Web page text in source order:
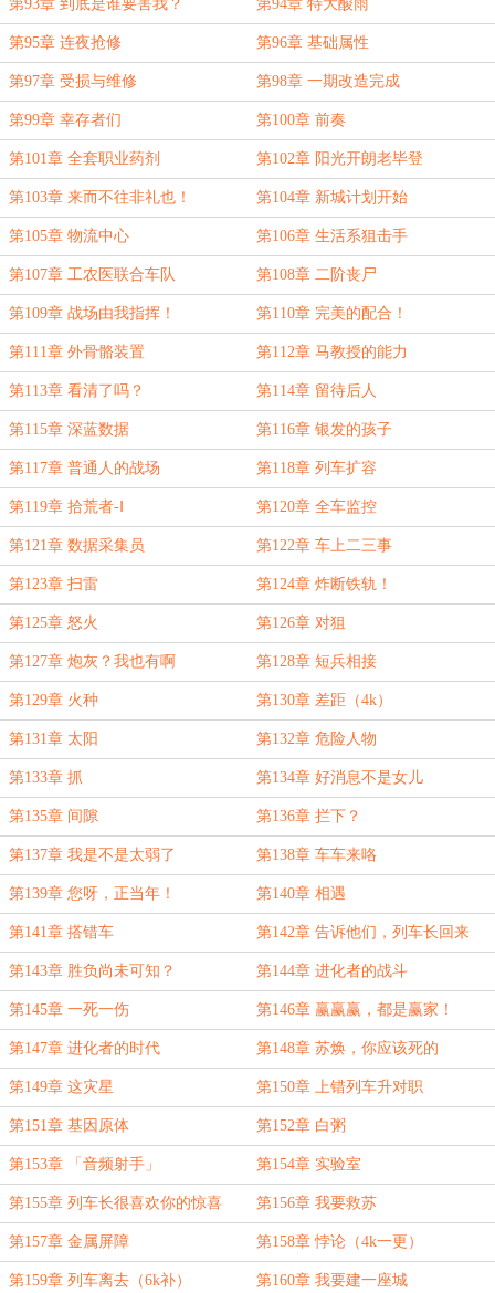
第93章 到底是谁要害我？ 第94章 特大酸雨
第95章 连夜抢修 第96章 基础属性
第97章 受损与维修 第98章 一期改造完成
第99章 幸存者们 第100章 前奏
第101章 全套职业药剂 第102章 阳光开朗老毕登
第103章 来而不往非礼也！ 第104章 新城计划开始
第105章 物流中心 第106章 生活系狙击手
第107章 工农医联合车队 第108章 二阶丧尸
第109章 战场由我指挥！ 第110章 完美的配合！
第111章 外骨骼装置 第112章 马教授的能力
第113章 看清了吗？ 第114章 留待后人
第115章 深蓝数据 第116章 银发的孩子
第117章 普通人的战场 第118章 列车扩容
第119章 拾荒者-Ⅰ 第120章 全车监控
第121章 数据采集员 第122章 车上二三事
第123章 扫雷 第124章 炸断铁轨！
第125章 怒火 第126章 对狙
第127章 炮灰？我也有啊 第128章 短兵相接
第129章 火种 第130章 差距（4k）
第131章 太阳 第132章 危险人物
第133章 抓 第134章 好消息不是女儿
第135章 间隙 第136章 拦下？
第137章 我是不是太弱了 第138章 车车来咯
第139章 您呀，正当年！ 第140章 相遇
第141章 搭错车 第142章 告诉他们，列车长回来
了！
第143章 胜负尚未可知？ 第144章 进化者的战斗
第145章 一死一伤 第146章 赢赢赢，都是赢家！
第147章 进化者的时代 第148章 苏焕，你应该死的
第149章 这灾星 第150章 上错列车升对职
第151章 基因原体 第152章 白粥
第153章 「音频射手」 第154章 实验室
第155章 列车长很喜欢你的惊喜 第156章 我要救苏
第157章 金属屏障 第158章 悖论（4k一更）
第159章 列车离去（6k补） 第160章 我要建一座城